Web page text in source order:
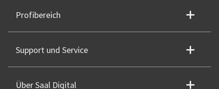
Profibereich
Support und Service
Über Saal Digital